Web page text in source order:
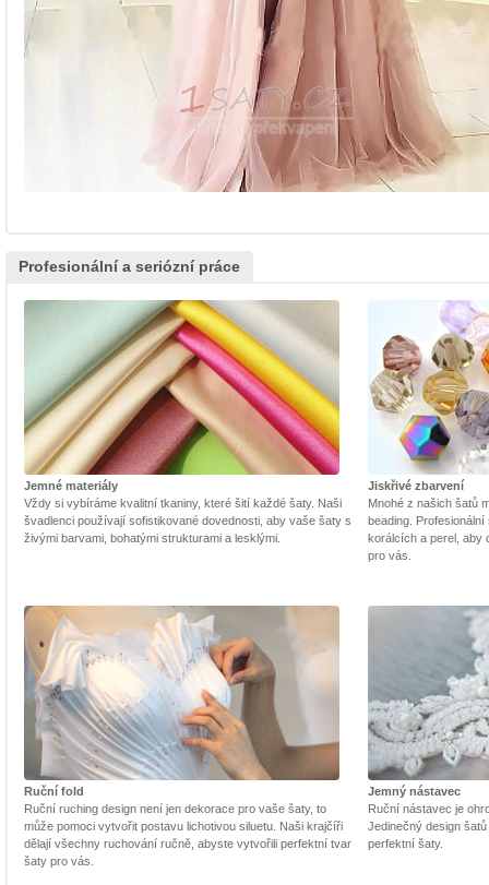
Profesionální a seriózní práce
Jemné materiály
Vždy si vybíráme kvalitní tkaniny, které šití každé šaty. Naši
švadlenci používají sofistikované dovednosti, aby vaše šaty s
živými barvami, bohatými strukturami a lesklými.
Jiskřivé zbarvení
Mnohé z našich šatů
beading.
korálcích a perel, aby
pro vás.
Ruční fold
Ruční ruching design není jen dekorace pro vaše šaty, to
může pomoci vytvořit postavu lichotivou siluetu. Naši krajčíři
dělají všechny ruchování ručně, abyste vytvořili perfektní tvar
šaty pro vás.
Jemný nástavec
Ruční nástavec je
Jedinečný design
perfektní šaty.